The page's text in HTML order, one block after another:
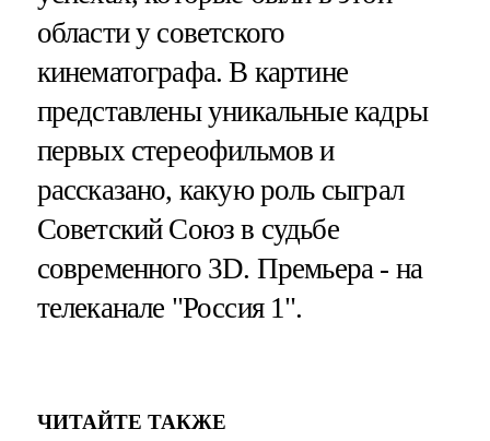
области у советского
кинематографа. В картине
представлены уникальные кадры
первых стереофильмов и
рассказано, какую роль сыграл
Советский Союз в судьбе
современного 3D. Премьера - на
телеканале "Россия 1".
ЧИТАЙТЕ ТАКЖЕ